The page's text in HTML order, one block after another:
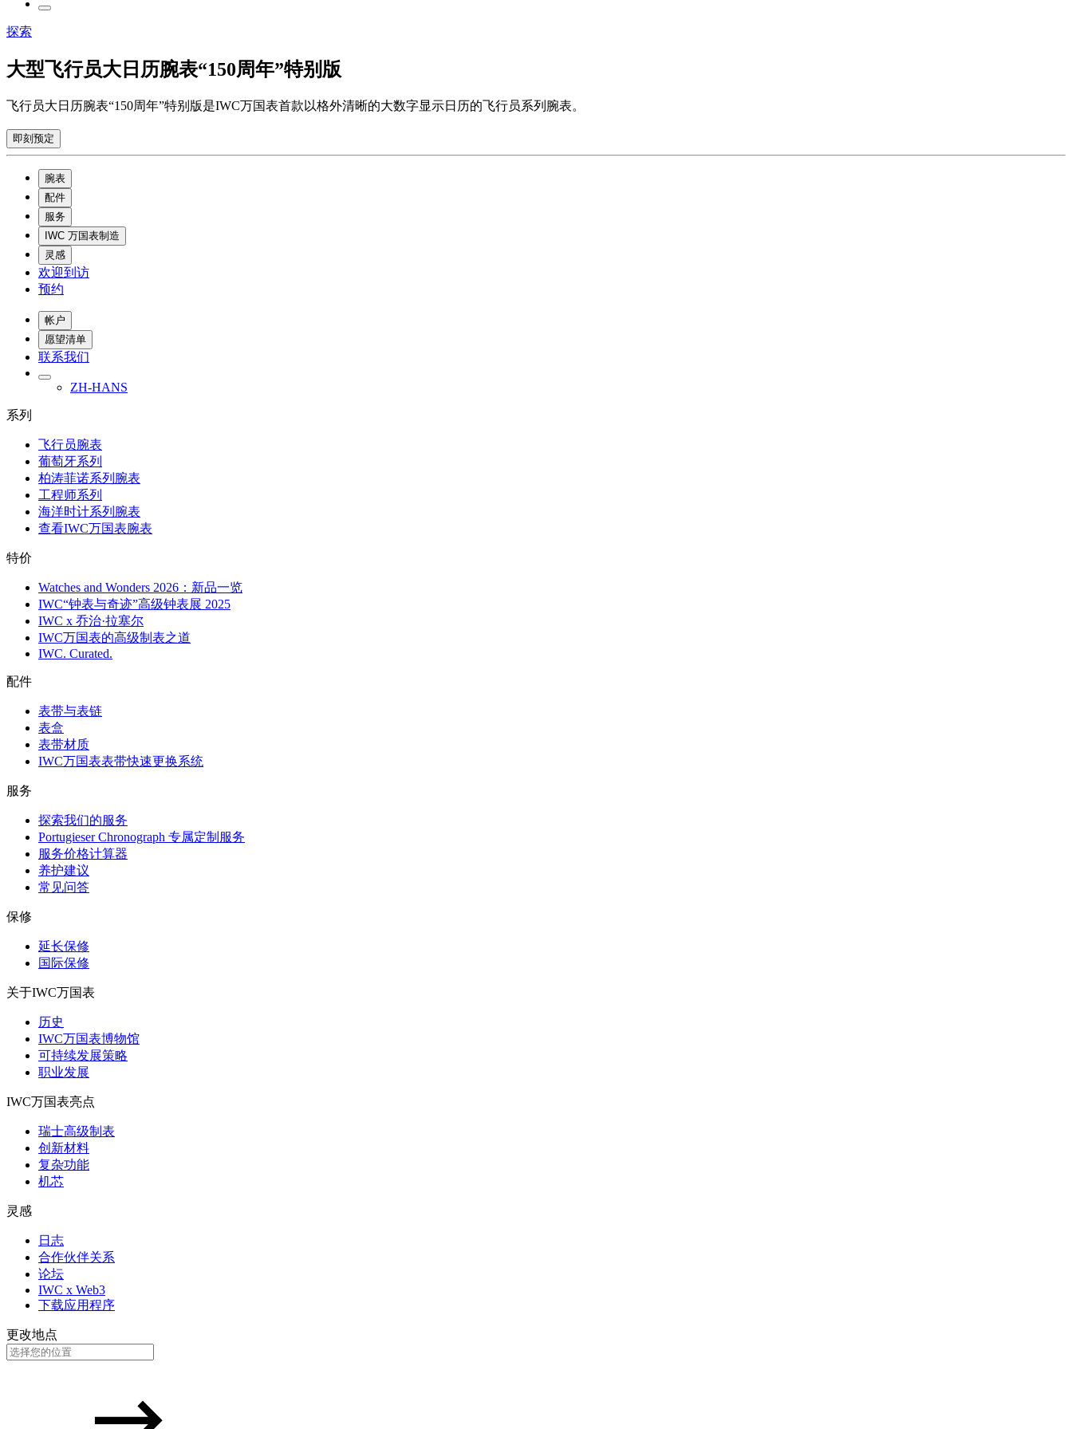
探索
大型飞行员大日历腕表“150周年”特别版
飞行员大日历腕表“150周年”特别版是IWC万国表首款以格外清晰的大数字显示日历的飞行员系列腕表。
即刻预定
腕表
配件
服务
IWC 万国表制造
灵感
欢迎到访
预约
帐户
愿望清单
联系我们
ZH-HANS
系列
飞行员腕表
葡萄牙系列
柏涛菲诺系列腕表
工程师系列
海洋时计系列腕表
查看IWC万国表腕表
特价
Watches and Wonders 2026：新品一览
IWC“钟表与奇迹”高级钟表展 2025
IWC x 乔治·拉塞尔
IWC万国表的高级制表之道
IWC. Curated.
配件
表带与表链
表盒
表带材质
IWC万国表表带快速更换系统
服务
探索我们的服务
Portugieser Chronograph 专属定制服务
服务价格计算器
养护建议
常见问答
保修
延长保修
国际保修
关于IWC万国表
历史
IWC万国表博物馆
可持续发展策略
职业发展
IWC万国表亮点
瑞士高级制表
创新材料
复杂功能
机芯
灵感
日志
合作伙伴关系
论坛
IWC x Web3
下载应用程序
更改地点